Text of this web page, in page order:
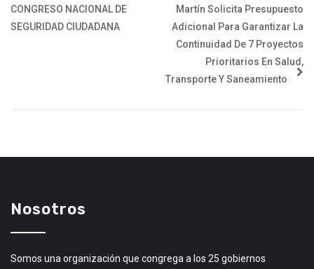
CONGRESO NACIONAL DE
SEGURIDAD CIUDADANA
Martín Solicita Presupuesto
Adicional Para Garantizar La
Continuidad De 7 Proyectos
Prioritarios En Salud,
Transporte Y Saneamiento
Nosotros
Somos una organización que congrega a los 25 gobiernos